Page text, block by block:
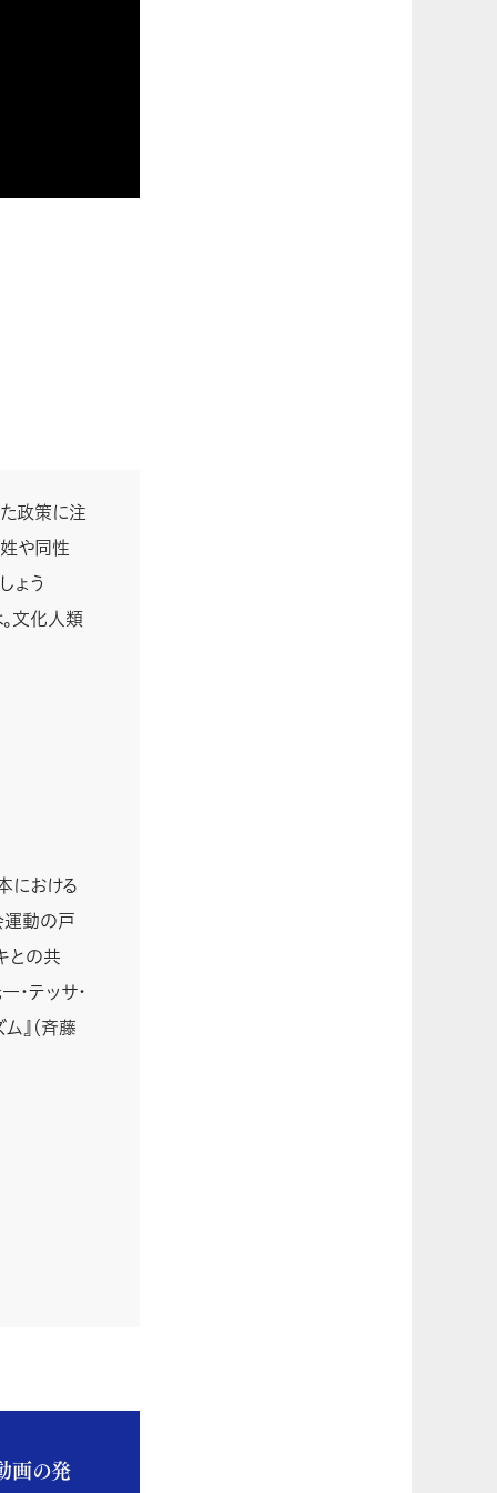
政策に注
や同性
ょう
文化人類
における
運動の戸
との共
・テッサ・
』（斉藤
画の発